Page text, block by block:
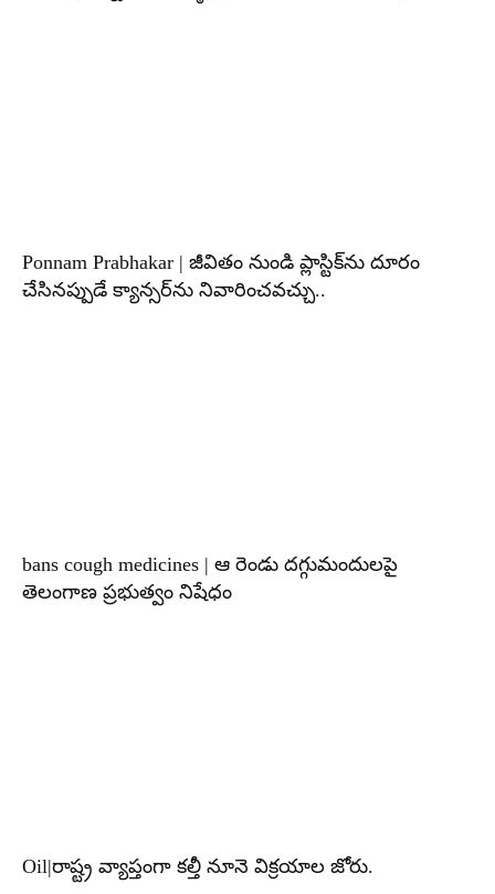
Ponnam Prabhakar | జీవితం నుండి ప్లాస్టిక్‌ను దూరం
చేసినప్పుడే క్యాన్సర్‌ను నివారించవచ్చు..
bans cough medicines | ఆ రెండు దగ్గుమందులపై
తెలంగాణ ప్రభుత్వం నిషేధం
Oil|రాష్ట్ర వ్యాప్తంగా కల్తీ నూనె విక్రయాల జోరు.